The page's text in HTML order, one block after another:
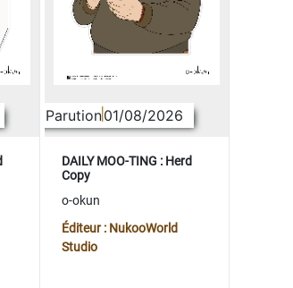
Parution01/08/2026
DAILY MOO-TING : Herd
Copy
o-okun
Éditeur : NukooWorld
Studio